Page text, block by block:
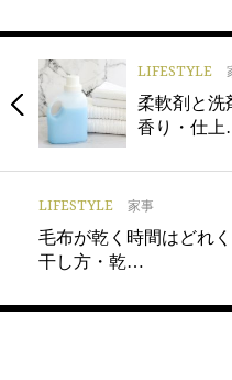
LIFESTYLE
柔軟剤と洗
香り・仕
LIFESTYLE 家事
毛布が乾く時間はどれ
干し方・乾…